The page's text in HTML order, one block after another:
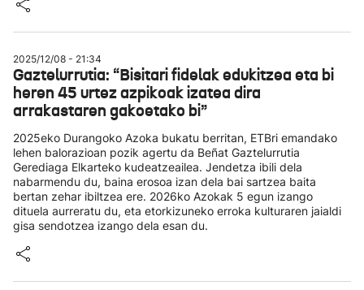
2025/12/08 - 21:34
Gaztelurrutia: “Bisitari fidelak edukitzea eta bi
heren 45 urtez azpikoak izatea dira
arrakastaren gakoetako bi”
2025eko Durangoko Azoka bukatu berritan, ETBri emandako
lehen balorazioan pozik agertu da Beñat Gaztelurrutia
Gerediaga Elkarteko kudeatzeailea. Jendetza ibili dela
nabarmendu du, baina erosoa izan dela bai sartzea baita
bertan zehar ibiltzea ere. 2026ko Azokak 5 egun izango
dituela aurreratu du, eta etorkizuneko erroka kulturaren jaialdi
gisa sendotzea izango dela esan du.